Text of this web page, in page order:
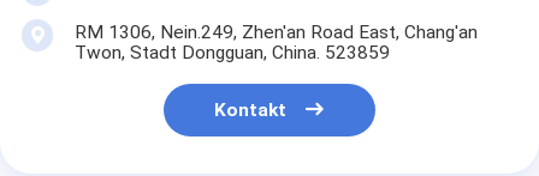
RM 1306, Nein.249, Zhen'an Road East, Chang'an
Twon, Stadt Dongguan, China. 523859
Kontakt